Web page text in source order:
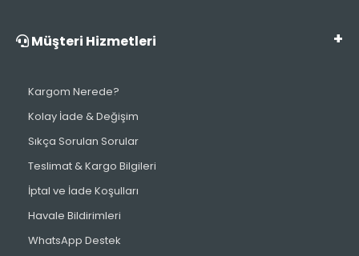
Müşteri Hizmetleri
Kargom Nerede?
Kolay İade & Değişim
Sıkça Sorulan Sorular
Teslimat & Kargo Bilgileri
İptal ve İade Koşulları
Havale Bildirimleri
WhatsApp Destek